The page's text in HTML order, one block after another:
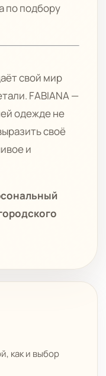
по подбору
свой мир
FABIANA —
одежде не
своё
и
как и выбор